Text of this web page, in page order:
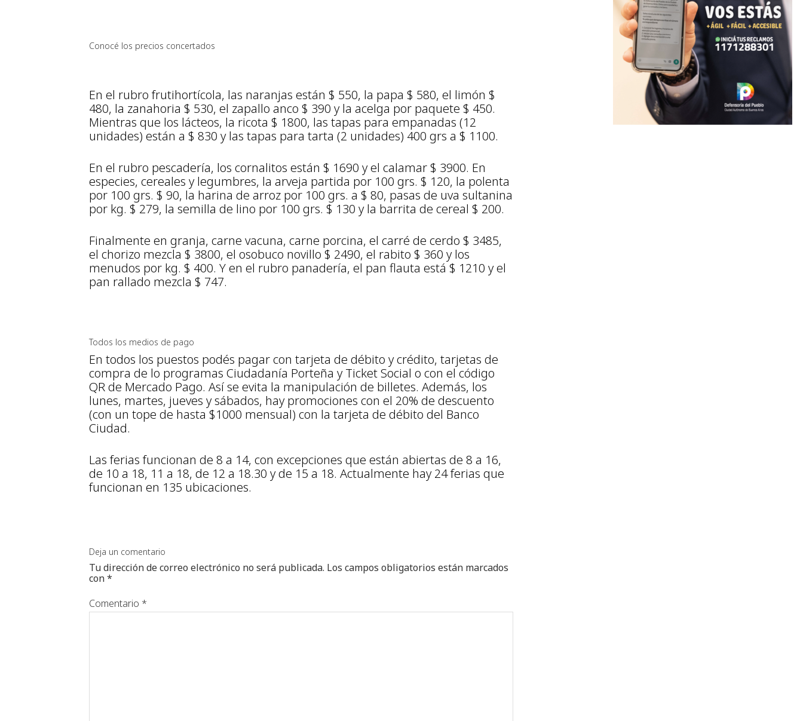
Conocé los precios concertados
En el rubro frutihortícola, las naranjas están $ 550, la papa $ 580, el limón $
480, la zanahoria $ 530, el zapallo anco $ 390 y la acelga por paquete $ 450.
Mientras que los lácteos, la ricota $ 1800, las tapas para empanadas (12
unidades) están a $ 830 y las tapas para tarta (2 unidades) 400 grs a $ 1100.
En el rubro pescadería, los cornalitos están $ 1690 y el calamar $ 3900. En
especies, cereales y legumbres, la arveja partida por 100 grs. $ 120, la polenta
por 100 grs. $ 90, la harina de arroz por 100 grs. a $ 80, pasas de uva sultanina
por kg. $ 279, la semilla de lino por 100 grs. $ 130 y la barrita de cereal $ 200.
Finalmente en granja, carne vacuna, carne porcina, el carré de cerdo $ 3485,
el chorizo mezcla $ 3800, el osobuco novillo $ 2490, el rabito $ 360 y los
menudos por kg. $ 400. Y en el rubro panadería, el pan flauta está $ 1210 y el
pan rallado mezcla $ 747.
Todos los medios de pago
En todos los puestos podés pagar con tarjeta de débito y crédito, tarjetas de
compra de lo programas Ciudadanía Porteña y Ticket Social o con el código
QR de Mercado Pago. Así se evita la manipulación de billetes. Además, los
lunes, martes, jueves y sábados, hay promociones con el 20% de descuento
(con un tope de hasta $1000 mensual) con la tarjeta de débito del Banco
Ciudad.
Las ferias funcionan de 8 a 14, con excepciones que están abiertas de 8 a 16,
de 10 a 18, 11 a 18, de 12 a 18.30 y de 15 a 18. Actualmente hay 24 ferias que
funcionan en 135 ubicaciones.
Deja un comentario
Tu dirección de correo electrónico no será publicada. Los campos obligatorios están marcados
con*
Comentario *